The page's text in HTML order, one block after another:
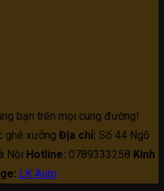
bạn trên mọi cung đường!
ghé xưởng Địa chỉ: Số 44 Ngõ
Nội Hotline: 0789333258 Kinh
LK Auto